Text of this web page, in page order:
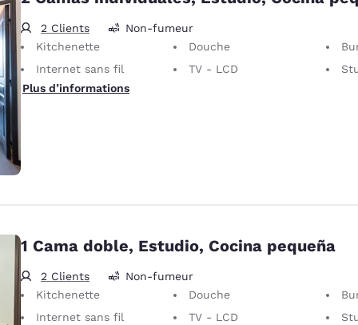
2 Clients
Non-fumeur
Kitchenette
Douche
Internet sans fil
TV - LCD
Plus d’informations
1 Cama doble, Estudio, Cocina pequeña
2 Clients
Non-fumeur
Kitchenette
Douche
Internet sans fil
TV - LCD